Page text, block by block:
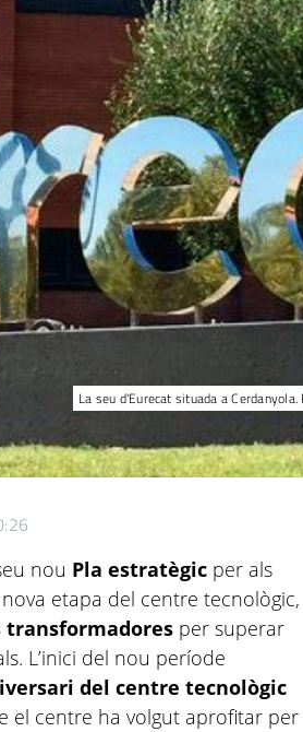
La seu d'Eurecat situada a Cerdanyola.
nou Pla estratègic per als
etapa del centre tecnològic,
transformadores per superar
L’inici del nou període
del centre tecnològic
el centre ha volgut aprofitar per